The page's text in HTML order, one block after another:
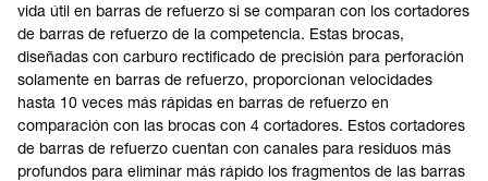
vida útil en barras de refuerzo si se comparan con los cortadores
de barras de refuerzo de la competencia. Estas brocas,
diseñadas con carburo rectificado de precisión para perforación
solamente en barras de refuerzo, proporcionan velocidades
hasta 10 veces más rápidas en barras de refuerzo en
comparación con las brocas con 4 cortadores. Estos cortadores
de barras de refuerzo cuentan con canales para residuos más
profundos para eliminar más rápido los fragmentos de las barras